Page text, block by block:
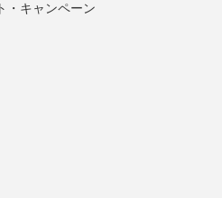
・キャンペーン